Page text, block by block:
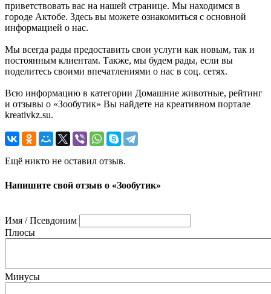
приветствовать вас на нашей странице. Мы находимся в
городе Актобе. Здесь вы можете ознакомиться с основной
информацией о нас.
Мы всегда рады предоставить свои услуги как новым, так и
постоянным клиентам. Также, мы будем рады, если вы
поделитесь своими впечатлениями о нас в соц. сетях.
Всю информацию в категории Домашние животные, рейтинг
и отзывы о «Зообутик» Вы найдете на креативном портале
kreativkz.su.
Ещё никто не оставил отзыв.
Напишите свой отзыв о «Зообутик»
Имя / Псевдоним
Плюсы
Минусы